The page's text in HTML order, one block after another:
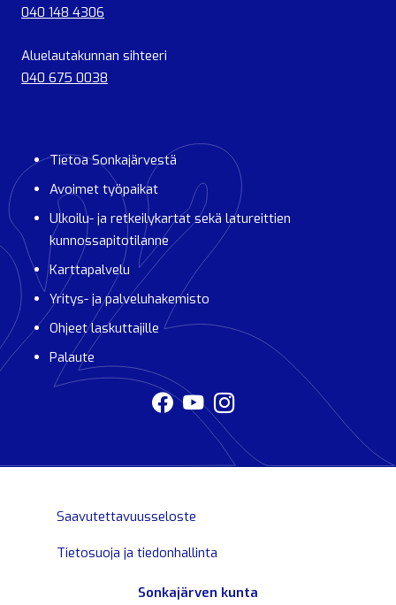
040 148 4306
Aluelautakunnan sihteeri
040 675 0038
Tietoa Sonkajärvestä
Avoimet työpaikat
Ulkoilu- ja retkeilykartat sekä latureittien
kunnossapitotilanne
Karttapalvelu
Yritys- ja palveluhakemisto
Ohjeet laskuttajille
Palaute
Sonkajärven kunta
Saavutettavuusseloste
Tietosuoja ja tiedonhallinta